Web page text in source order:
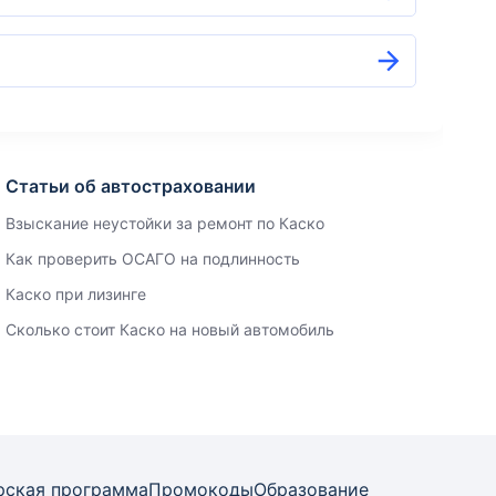
Статьи об автостраховании
Взыскание неустойки за ремонт по Каско
Как проверить ОСАГО на подлинность
Каско при лизинге
Сколько стоит Каско на новый автомобиль
программаПромокодыОбразование